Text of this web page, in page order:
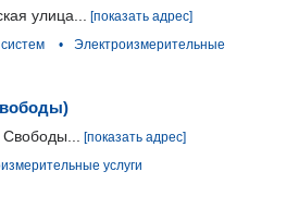
улица...
[показать адрес]
•
Электроизмерительные
[показать адрес]
услуги